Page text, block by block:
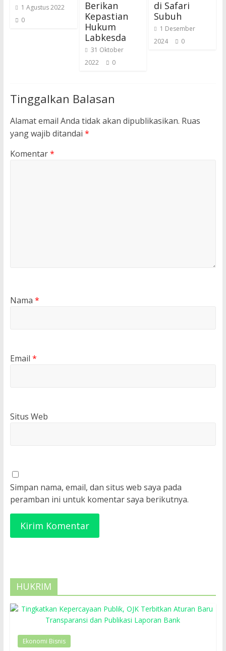
1 Agustus 2022
0
Berikan
Kepastian
Hukum
Labkesda
31 Oktober
2022
0
di Safari
Subuh
1 Desember
2024
0
Tinggalkan Balasan
Alamat email Anda tidak akan dipublikasikan. Ruas
yang wajib ditandai *
Komentar*
Nama *
Email *
Situs Web
Simpan nama, email, dan situs web saya pada
peramban ini untuk komentar saya berikutnya.
HUKRIM
Ekonomi Bisnis